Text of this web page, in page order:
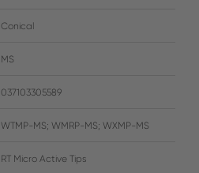
Conical
MS
037103305589
WTMP-MS; WMRP-MS; WXMP-MS
RT Micro Active Tips